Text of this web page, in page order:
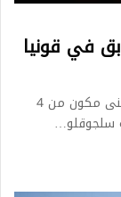
مبنى مكون من 4 طوابق في قونيا
قالت وسائل الإعلام التركية، وقع حادث انهيار لمبنى مكون من 4